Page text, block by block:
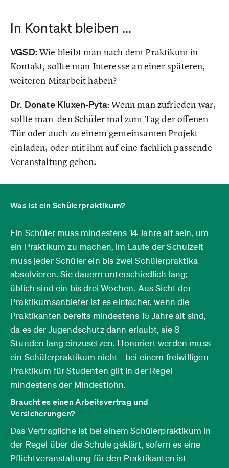
In Kontakt bleiben ...
VGSD:Wie bleibt man nach dem Praktikum in
Kontakt, sollte man Interesse an einer späteren,
weiteren Mitarbeit haben?
Dr. Donate Kluxen-Pyta:Wenn man zufrieden war,
sollte man den Schüler mal zum Tag der offenen
Tür oder auch zu einem gemeinsamen Projekt
einladen, oder mit ihm auf eine fachlich passende
Veranstaltung gehen.
Was ist ein Schülerpraktikum?
Ein Schüler muss mindestens 14 Jahre alt sein, um
ein Praktikum zu machen, im Laufe der Schulzeit
muss jeder Schüler ein bis zwei Schülerpraktika
absolvieren. Sie dauern unterschiedlich lang;
üblich sind ein bis drei Wochen. Aus Sicht der
Praktikumsanbieter ist es einfacher, wenn die
Praktikanten bereits mindestens 15 Jahre alt sind,
da es der Jugendschutz dann erlaubt, sie 8
Stunden lang einzusetzen. Honoriert werden muss
ein Schülerpraktikum nicht - bei einem freiwilligen
Praktikum für Studenten gilt in der Regel
mindestens der Mindestlohn.
Braucht es einen Arbeitsvertrag und
Versicherungen?
Das Vertragliche ist bei einem Schülerpraktikum in
der Regel über die Schule geklärt, sofern es eine
Pflichtveranstaltung für den Praktikanten ist -